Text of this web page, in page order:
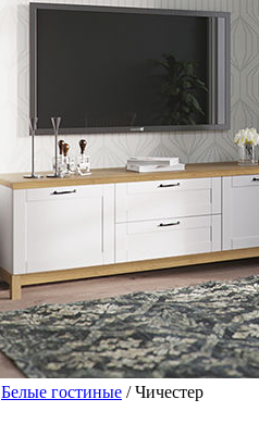
Белые гостиные / Чичестер